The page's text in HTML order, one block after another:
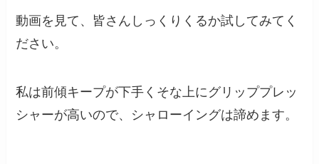
動画を見て、皆さんしっくりくるか試してみてく
ださい。
私は前傾キープが下手くそな上にグリッププレッ
シャーが高いので、シャローイングは諦めます。